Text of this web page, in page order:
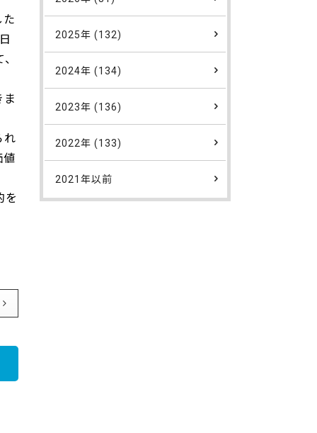
れ
値
を
2025年 (132)
2024年 (134)
2023年 (136)
2022年 (133)
2021年以前